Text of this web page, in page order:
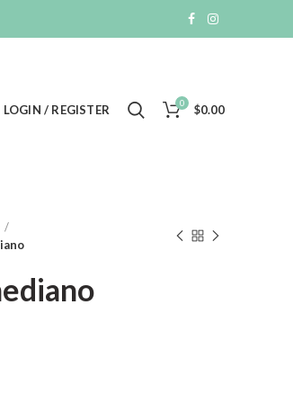
LOGIN / REGISTER 0 $0.00